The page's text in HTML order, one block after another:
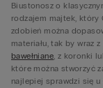
Biustonosz o
rodzajem majtek, który
zdobień można
materiału, tak by wraz
bawełniane, z koronki
które można stworzyć
najlepiej sprawdzi się